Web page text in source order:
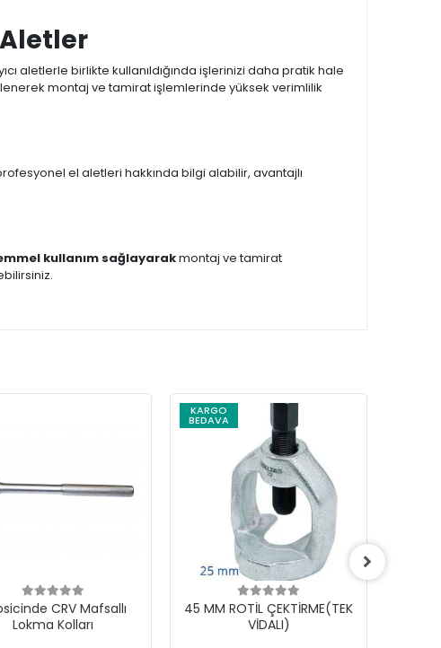
aletlerle birlikte kullanıldığında işlerinizi daha pratik hale
montaj ve tamirat işlemlerinde yüksek verimlilik
el aletleri hakkında bilgi alabilir, avantajlı
kullanım sağlayarakmontaj ve tamirat
CRV Mafsallı
Lokma Kolları
KARGO
BEDAVA
45 MM ROTİL ÇEKTİRME(TEK
VİDALI)